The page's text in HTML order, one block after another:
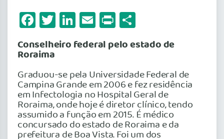
Facebook
Twitter
LinkedIn
Email
Print
Conselheiro federal pelo estado de
Roraima
Graduou-se pela Universidade Federal de
Campina Grande em 2006 e fez residência
em Infectologia no Hospital Geral de
Roraima, onde hoje é diretor clínico, tendo
assumido a função em 2015. É médico
concursado do estado de Roraima e da
prefeitura de Boa Vista. Foi um dos